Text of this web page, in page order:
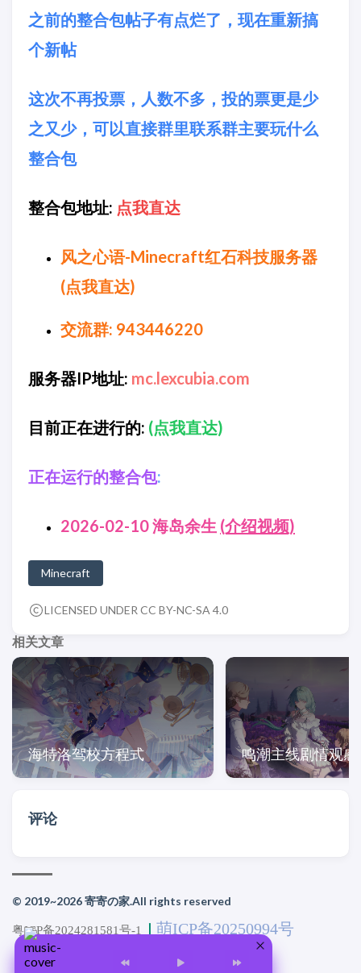
之前的整合包帖子有点烂了，现在重新搞
个新帖
这次不再投票，人数不多，投的票更是少
之又少，可以直接群里联系群主要玩什么
整合包
整合包地址: 点我直达
风之心语-Minecraft红石科技服务器
(点我直达)
交流群: 943446220
服务器IP地址: mc.lexcubia.com
目前正在进行的: (点我直达)
正在运行的整合包:
2026-02-10 海岛余生 (介绍视频)
Minecraft
LICENSED UNDER CC BY-NC-SA 4.0
相关文章
海特洛驾校方程式 鸣潮主线剧情观感
评论
© 2019~2026 寄寄の家.All rights reserved
粤ICP备2024281581号-1 丨 萌ICP备20250994号